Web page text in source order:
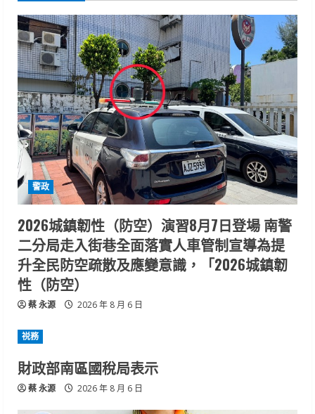
警政
2026城鎮韌性（防空）演習8月7日登場 南警
二分局走入街巷全面落實人車管制宣導為提
升全民防空疏散及應變意識，「2026城鎮韌
性（防空）
蔡 永源 2026 年 8 月 6 日
祱務
財政部南區國稅局表示
蔡 永源 2026 年 8 月 6 日